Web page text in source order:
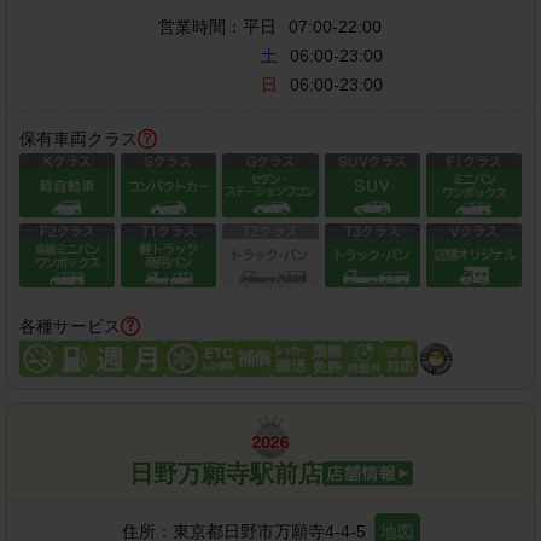
営業時間： 平日
07:00-22:00
土
06:00-23:00
日
06:00-23:00
保有車両クラス
各種サービス
日野万願寺駅前店
住所： 東京都日野市万願寺4-4-5 地図